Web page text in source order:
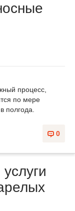
процесс,
по мере
полгода.
0